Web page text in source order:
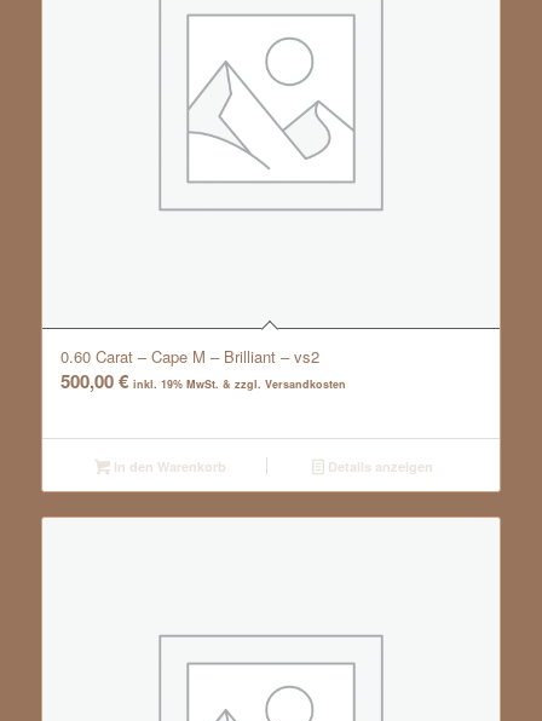
0.60 Carat – Cape M – Brilliant – vs2
500,00€ inkl. 19% MwSt. & zzgl. Versandkosten
In den Warenkorb Details anzeigen